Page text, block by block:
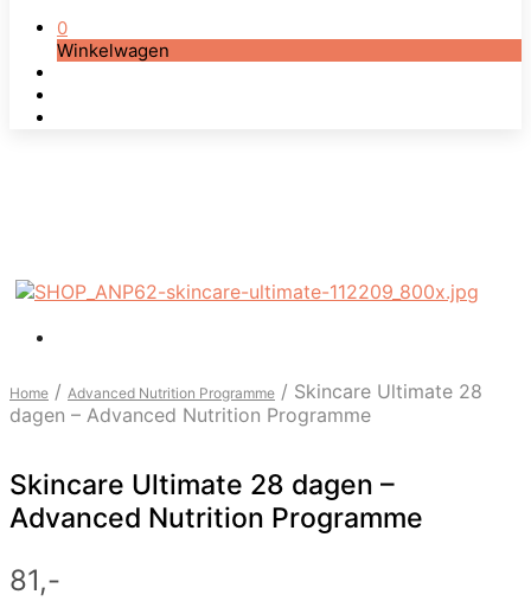
0
Winkelwagen
Home / Advanced Nutrition Programme / Skincare Ultimate 28
dagen – Advanced Nutrition Programme
Skincare Ultimate 28 dagen –
Advanced Nutrition Programme
81,-